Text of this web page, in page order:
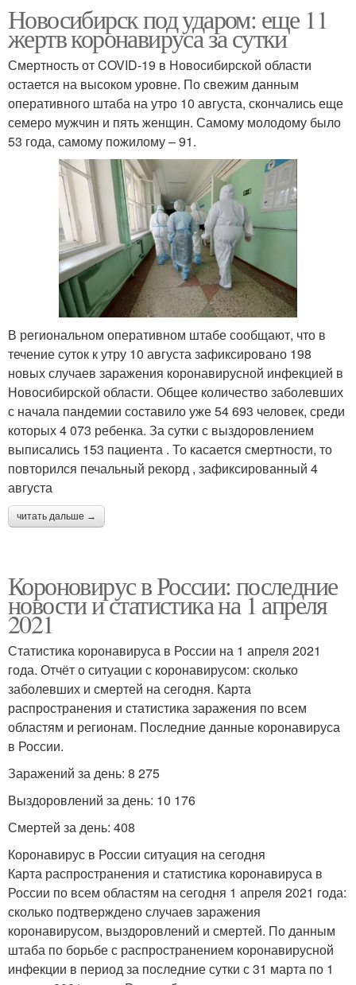
Новосибирск под ударом: еще 11
жертв коронавируса за сутки
Смертность от COVID-19 в Новосибирской области
остается на высоком уровне. По свежим данным
оперативного штаба на утро 10 августа, скончались еще
семеро мужчин и пять женщин. Самому молодому было
53 года, самому пожилому – 91.
В региональном оперативном штабе сообщают, что в
течение суток к утру 10 августа зафиксировано 198
новых случаев заражения коронавирусной инфекцией в
Новосибирской области. Общее количество заболевших
с начала пандемии составило уже 54 693 человек, среди
которых 4 073 ребенка. За сутки с выздоровлением
выписались 153 пациента . То касается смертности, то
повторился печальный рекорд , зафиксированный 4
августа
читать дальше →
Короновирус в России: последние
новости и статистика на 1 апреля
2021
Статистика коронавируса в России на 1 апреля 2021
года. Отчёт о ситуации с коронавирусом: сколько
заболевших и смертей на сегодня. Карта
распространения и статистика заражения по всем
областям и регионам. Последние данные коронавируса
в России.
Заражений за день: 8 275
Выздоровлений за день: 10 176
Смертей за день: 408
Коронавирус в России ситуация на сегодня
Карта распространения и статистика коронавируса в
России по всем областям на сегодня 1 апреля 2021 года:
сколько подтверждено случаев заражения
коронавирусом, выздоровлений и смертей. По данным
штаба по борьбе с распространением коронавирусной
инфекции в период за последние сутки с 31 марта по 1